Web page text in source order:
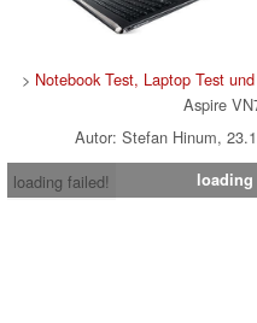
> Notebook Test, Laptop Test
Aspire
Autor: Stefan Hinum,
loading failed!